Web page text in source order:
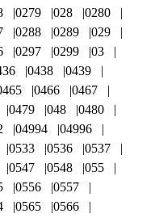
0279 028
0280
0288 0289
029
0297 0299
03
0438
0439
0466
0467
0479 048
0480
04994
04996
0533 0536
0537
0547 0548
055
0556
0557
0565
0566